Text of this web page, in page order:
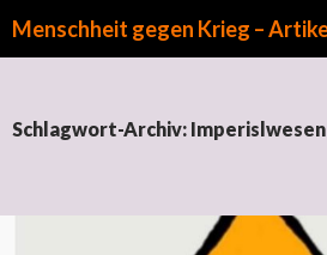
Schlagwort-Archiv: Imperislwesen